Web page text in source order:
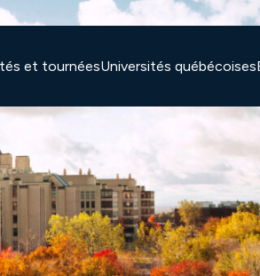
et tournéesUniversités québécoises